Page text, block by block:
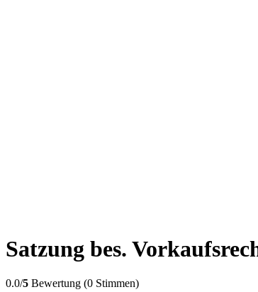
Satzung bes.
0.0/5 Bewertung (0 Stimmen)